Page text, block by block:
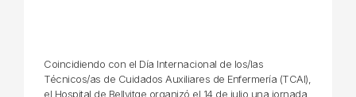
Coincidiendo con el Día Internacional de los/las
Técnicos/as de Cuidados Auxiliares de Enfermería (TCAI),
el Hospital de Bellvitge organizó el 14 de julio una jornada